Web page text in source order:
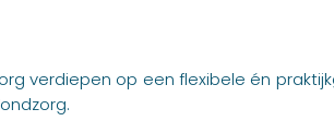
verdiepen op een flexibele én